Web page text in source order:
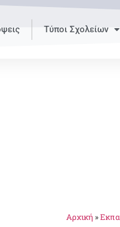
Τύποι Σχολείων
Αρχική »